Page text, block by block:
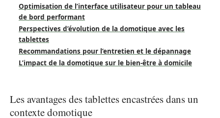
Optimisation de l’interface utilisateur pour un tableau
de bord performant
Perspectives d’évolution de la domotique avec les
tablettes
Recommandations pour l’entretien et le dépannage
L’impact de la domotique sur le bien-être à domicile
Les avantages des tablettes encastrées dans un
contexte domotique